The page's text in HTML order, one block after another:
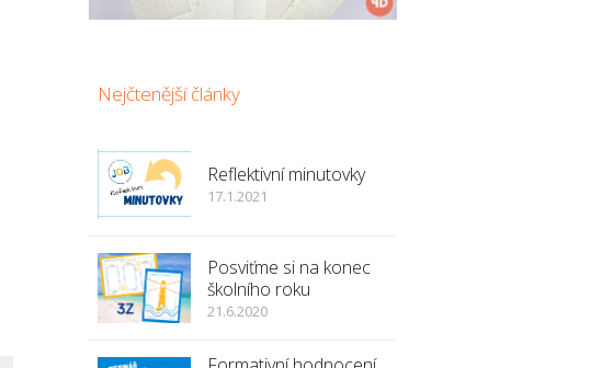
Nejčtenější články
Reflektivní minutovky
17.1.2021
Posviťme si na konec
školního roku
21.6.2020